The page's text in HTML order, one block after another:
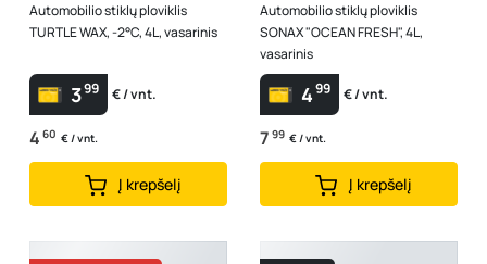
Automobilio stiklų ploviklis
TURTLE WAX, -2°C, 4L, vasarinis
399 € / vnt.
4 60 € / vnt.
Į krepšelį
Automobilio stiklų ploviklis
SONAX "OCEAN FRESH", 4L,
vasarinis
499 € / vnt.
7 99 € / vnt.
Į krepšelį